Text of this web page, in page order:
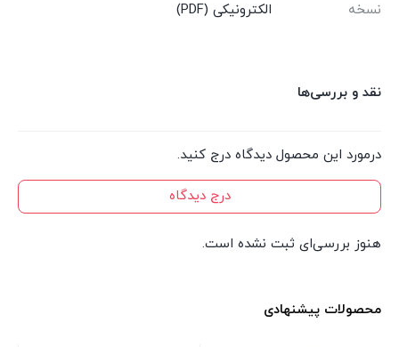
نسخه الکترونیکی (PDF)
نقد و بررسی‌ها
درمورد این محصول دیدگاه درج کنید.
درج دیدگاه
هنوز بررسی‌ای ثبت نشده است.
محصولات پیشنهادی